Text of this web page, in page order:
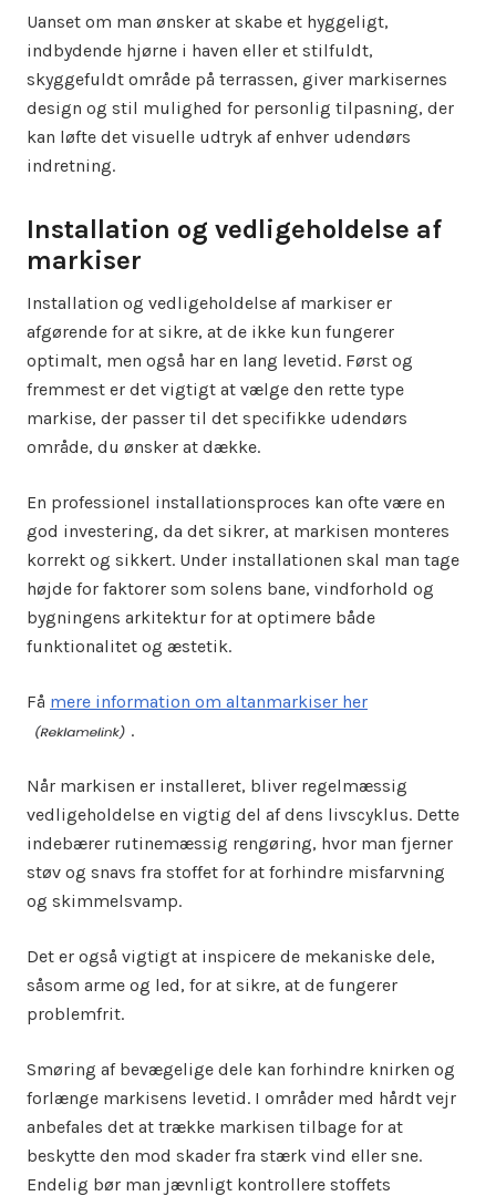
Uanset om man ønsker at skabe et hyggeligt,
indbydende hjørne i haven eller et stilfuldt,
skyggefuldt område på terrassen, giver markisernes
design og stil mulighed for personlig tilpasning, der
kan løfte det visuelle udtryk af enhver udendørs
indretning.
Installation og vedligeholdelse af
markiser
Installation og vedligeholdelse af markiser er
afgørende for at sikre, at de ikke kun fungerer
optimalt, men også har en lang levetid. Først og
fremmest er det vigtigt at vælge den rette type
markise, der passer til det specifikke udendørs
område, du ønsker at dække.
En professionel installationsproces kan ofte være en
god investering, da det sikrer, at markisen monteres
korrekt og sikkert. Under installationen skal man tage
højde for faktorer som solens bane, vindforhold og
bygningens arkitektur for at optimere både
funktionalitet og æstetik.
Få mere information om altanmarkiser her
.
Når markisen er installeret, bliver regelmæssig
vedligeholdelse en vigtig del af dens livscyklus. Dette
indebærer rutinemæssig rengøring, hvor man fjerner
støv og snavs fra stoffet for at forhindre misfarvning
og skimmelsvamp.
Det er også vigtigt at inspicere de mekaniske dele,
såsom arme og led, for at sikre, at de fungerer
problemfrit.
Smøring af bevægelige dele kan forhindre knirken og
forlænge markisens levetid. I områder med hårdt vejr
anbefales det at trække markisen tilbage for at
beskytte den mod skader fra stærk vind eller sne.
Endelig bør man jævnligt kontrollere stoffets